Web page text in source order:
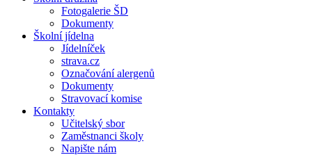
Fotogalerie ŠD
Dokumenty
Školní jídelna
Jídelníček
strava.cz
Označování alergenů
Dokumenty
Stravovací komise
Kontakty
Učitelský sbor
Zaměstnanci školy
Napište nám